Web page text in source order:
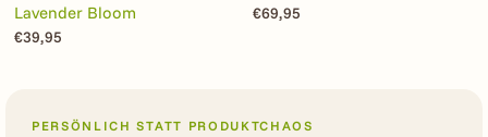
Lavender Bloom
€39,95
€69,95
PERSÖNLICH STATT PRODUKTCHAOS